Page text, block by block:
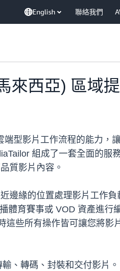
English 聯絡我們
來西亞) 區域
型影片工作流程的能力，
組成了一套全面的服
質影片內容。
邊緣的位置處理影片工作
體育賽事或 VOD 資產進行
些所有操作皆可讓您將影
、轉碼、封裝和交付影片。